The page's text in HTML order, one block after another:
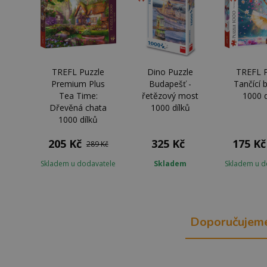
TREFL Puzzle
Premium Plus
Tea Time:
Dřevěná chata
1000 dílků
205 Kč 289 Kč
Skladem u dodavatele
Dino Puzzle
Budapešť -
řetězový most
1000 dílků
325 Kč
Skladem
TREFL
Tančící
1000
175 Kč
Skladem u